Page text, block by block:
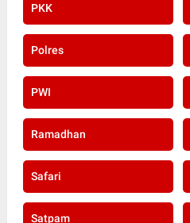
PKK
Polres
PWI
Ramadhan
Safari
Satpam